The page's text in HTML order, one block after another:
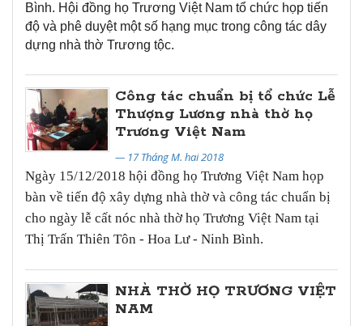
Bình. Hội đồng họ Trương Việt Nam tổ chức họp tiến
độ và phê duyệt một số hạng mục trong công tác dây
dựng nhà thờ Trương tộc.
Công tác chuẩn bị tổ chức Lễ
Thượng Lương nhà thờ họ
Trương Việt Nam
— 17 Tháng M. hai 2018
Ngày 15/12/2018 hội đồng họ Trương Việt Nam họp
bàn về tiến độ xây dựng nhà thờ và công tác chuẩn bị
cho ngày lễ cất nóc nhà thờ họ Trương Việt Nam tại
Thị Trấn Thiên Tôn - Hoa Lư - Ninh Bình.
NHÀ THỜ HỌ TRƯƠNG VIỆT
NAM